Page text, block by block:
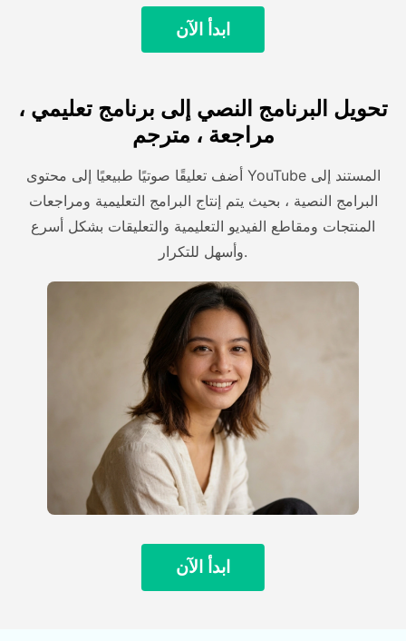
ابدأ الآن
تحويل البرنامج النصي إلى برنامج تعليمي ،
مراجعة ، مترجم
أضف تعليقًا صوتيًا طبيعيًا إلى محتوى YouTube المستند إلى
البرامج النصية ، بحيث يتم إنتاج البرامج التعليمية ومراجعات
المنتجات ومقاطع الفيديو التعليمية والتعليقات بشكل أسرع
وأسهل للتكرار.
ابدأ الآن